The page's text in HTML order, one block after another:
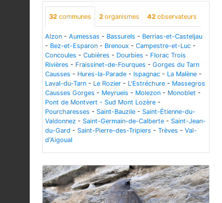
32 communes 2 organismes 42 observateurs
Alzon - Aumessas - Bassurels - Berrias-et-Casteljau
- Bez-et-Esparon - Brenoux - Campestre-et-Luc -
Concoules - Cubières - Dourbies - Florac Trois
Rivières - Fraissinet-de-Fourques - Gorges du Tarn
Causses - Hures-la-Parade - Ispagnac - La Malène -
Laval-du-Tarn - Le Rozier - L'Estréchure - Massegros
Causses Gorges - Meyrueis - Molezon - Monoblet -
Pont de Montvert - Sud Mont Lozère -
Pourcharesses - Saint-Bauzile - Saint-Étienne-du-
Valdonnez - Saint-Germain-de-Calberte - Saint-Jean-
du-Gard - Saint-Pierre-des-Tripiers - Trèves - Val-
d'Aigoual